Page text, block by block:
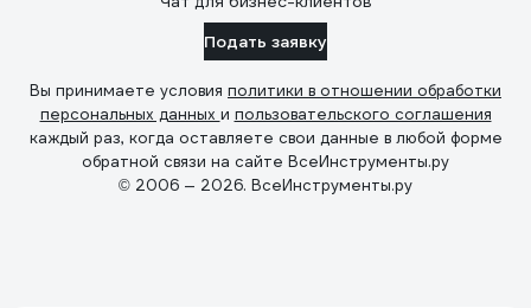
Подать заявку
Вы принимаете условия политики в отношении обработки
персональных данных и пользовательского соглашения
каждый раз, когда оставляете свои данные в любой форме
обратной связи на сайте ВсеИнструменты.ру
© 2006 — 2026. ВсеИнструменты.ру